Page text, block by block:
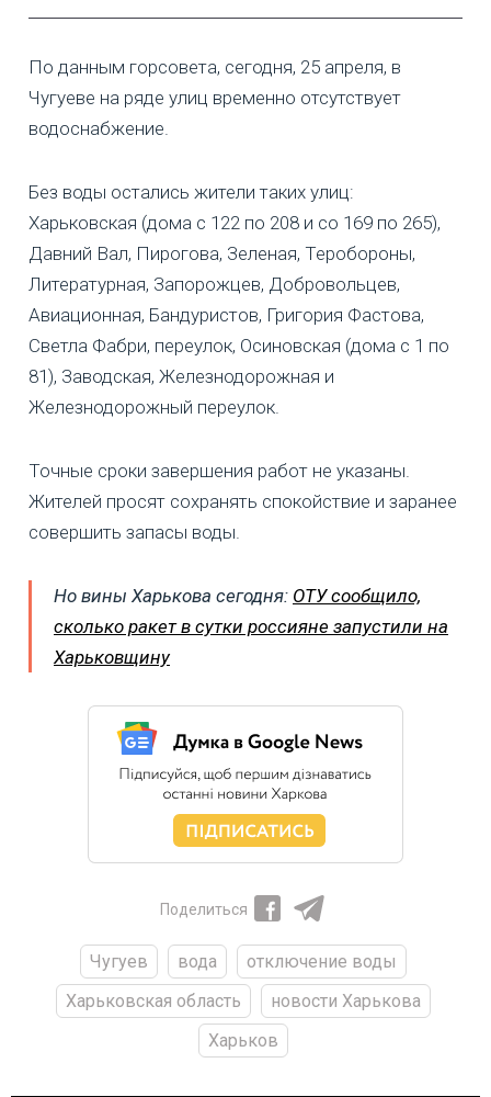
По данным горсовета, сегодня, 25 апреля, в
Чугуеве на ряде улиц временно отсутствует
водоснабжение.
Без воды остались жители таких улиц:
Харьковская (дома с 122 по 208 и со 169 по 265),
Давний Вал, Пирогова, Зеленая, Теробороны,
Литературная, Запорожцев, Добровольцев,
Авиационная, Бандуристов, Григория Фастова,
Светла Фабри, переулок, Осиновская (дома с 1 по
81), Заводская, Железнодорожная и
Железнодорожный переулок.
Точные сроки завершения работ не указаны.
Жителей просят сохранять спокойствие и заранее
совершить запасы воды.
Но вины Харькова сегодня: ОТУ сообщило,
сколько ракет в сутки россияне запустили на
Харьковщину
Поделиться
Чугуев вода
отключение воды
Харьковская область
новости Харькова
Харьков